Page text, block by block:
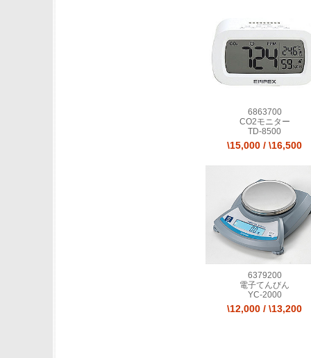
6863700
CO2モニター
TD-8500
\15,000 / \16,500
6379200
電子てんびん
YC-2000
\12,000 / \13,200